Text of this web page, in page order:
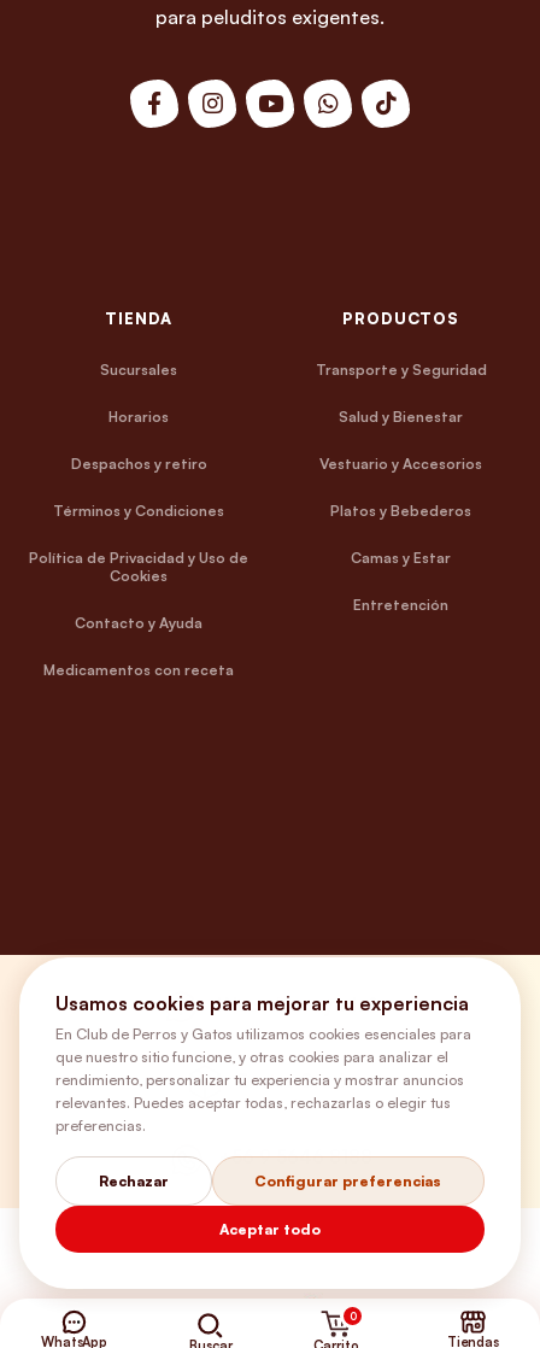
para peluditos exigentes.
TIENDA
Sucursales
Horarios
Despachos y retiro
Términos y Condiciones
Política de Privacidad y Uso de
Cookies
Contacto y Ayuda
Medicamentos con receta
PRODUCTOS
Transporte y Seguridad
Salud y Bienestar
Vestuario y Accesorios
Platos y Bebederos
Camas y Estar
Entretención
¿Necesitas ayuda?
Envíos Gratis
+56 9 5646 8188
WhatsApp
0
Tiendas
Usamos cookies para mejorar tu experiencia
En Club de Perros y Gatos utilizamos cookies esenciales para
que nuestro sitio funcione, y otras cookies para analizar el
rendimiento, personalizar tu experiencia y mostrar anuncios
relevantes. Puedes aceptar todas, rechazarlas o elegir tus
preferencias.
Rechazar Configurar preferencias
Aceptar todo